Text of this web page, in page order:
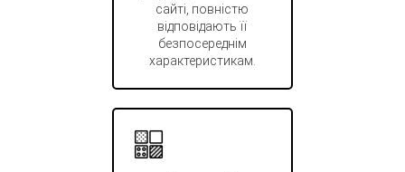
сайті, повністю
відповідають її
безпосереднім
характеристикам.